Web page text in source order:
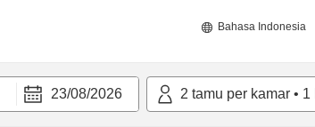
Bahasa Indonesia
23/08/2026 2 tamu per kamar • 1